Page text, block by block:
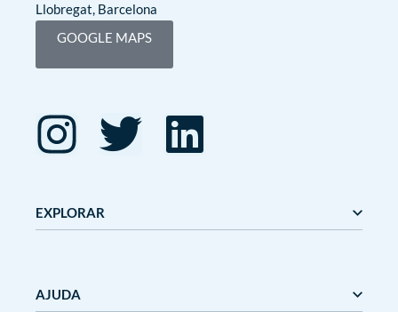
Llobregat, Barcelona
GOOGLE MAPS
EXPLORAR
Mediterrània
AJUDA